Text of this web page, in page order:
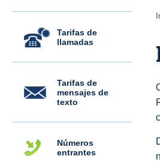
Tarifas de
llamadas
Tarifas de
mensajes de
texto
Números
entrantes